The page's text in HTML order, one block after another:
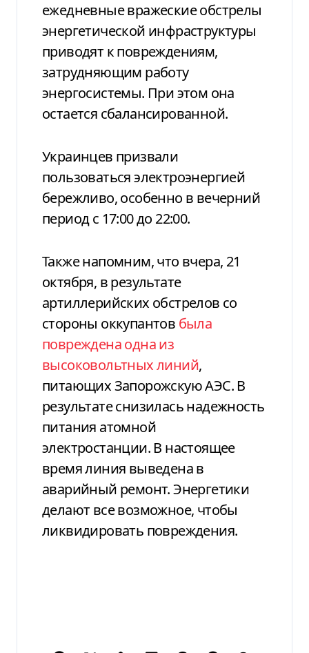
ежедневные вражеские обстрелы
энергетической инфраструктуры
приводят к повреждениям,
затрудняющим работу
энергосистемы. При этом она
остается сбалансированной.
Украинцев призвали
пользоваться электроэнергией
бережливо, особенно в вечерний
период с 17:00 до 22:00.
Также напомним, что вчера, 21
октября, в результате
артиллерийских обстрелов со
стороны оккупантов была
повреждена одна из
высоковольтных линий,
питающих Запорожскую АЭС. В
результате снизилась надежность
питания атомной
электростанции. В настоящее
время линия выведена в
аварийный ремонт. Энергетики
делают все возможное, чтобы
ликвидировать повреждения.